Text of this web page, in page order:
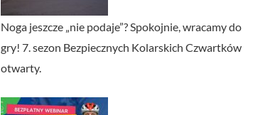
Noga jeszcze „nie podaje”? Spokojnie, wracamy do
gry! 7. sezon Bezpiecznych Kolarskich Czwartków
otwarty.